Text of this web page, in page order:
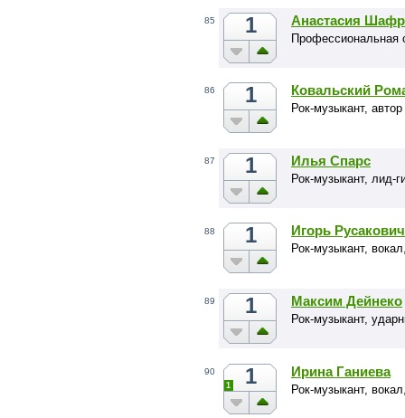
85 1 Анастасия
Профессиональная
86 1 Ковальский
Рок-музыкант,
87 1 Илья Спарс
Рок-музыкант, лид-
88 1 Игорь Русакович
Рок-музыкант,
89 1 Максим Дейнеко
Рок-музыкант,
90 1
1
Ирина Ганиева
Рок-музыкант,